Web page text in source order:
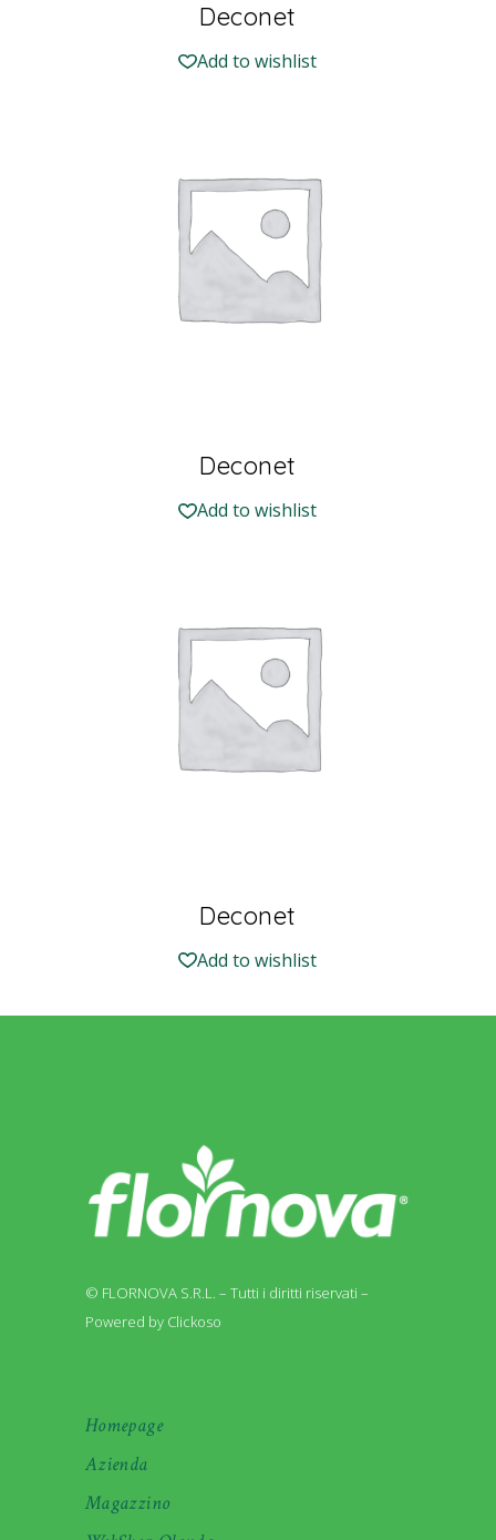
Deconet
Add to wishlist
Deconet
Add to wishlist
Deconet
Add to wishlist
© FLORNOVA S.R.L. – Tutti i diritti riservati –
Powered by Clickoso
Homepage
Azienda
Magazzino